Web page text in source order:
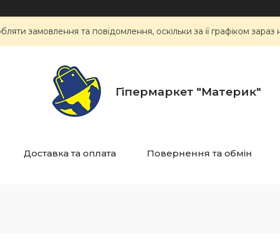
замовлення та повідомлення, оскільки за її графіком
Гіпермаркет "Материк"
Доставка та оплата Повернення та обмін